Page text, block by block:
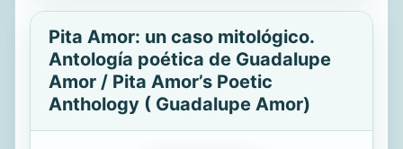
Pita Amor: un caso mitológico.
Antología poética de Guadalupe
Amor / Pita Amor’s Poetic
Anthology ( Guadalupe Amor)